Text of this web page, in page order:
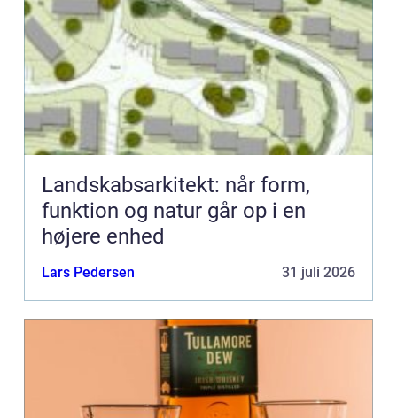
Landskabsarkitekt: når form,
funktion og natur går op i en
højere enhed
Lars Pedersen 31 juli 2026